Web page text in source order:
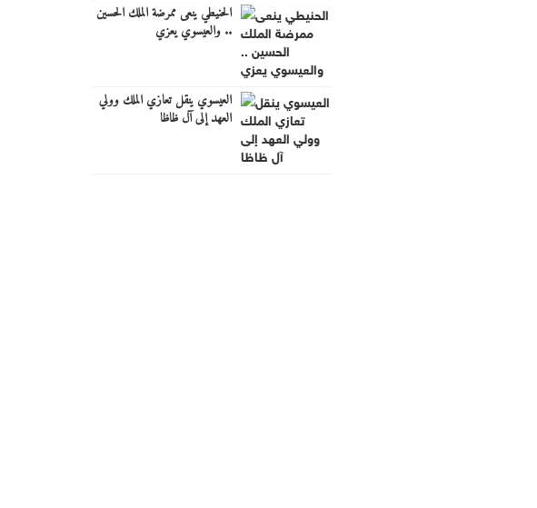
الحنيطي ينعى ممرضة الملك الحسين
.. والعيسوي يعزي
العيسوي ينقل تعازي الملك وولي
العهد إلى آل ظاظا